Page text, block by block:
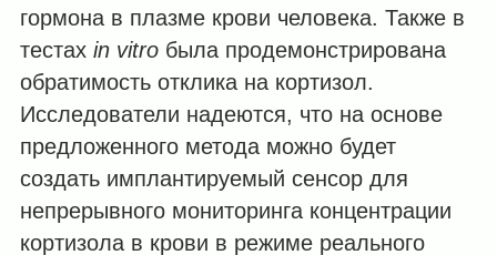
гормона в плазме крови человека. Также в
тестах in vitroбыла продемонстрирована
обратимость отклика на кортизол.
Исследователи надеются, что на основе
предложенного метода можно будет
создать имплантируемый сенсор для
непрерывного мониторинга концентрации
кортизола в крови в режиме реального